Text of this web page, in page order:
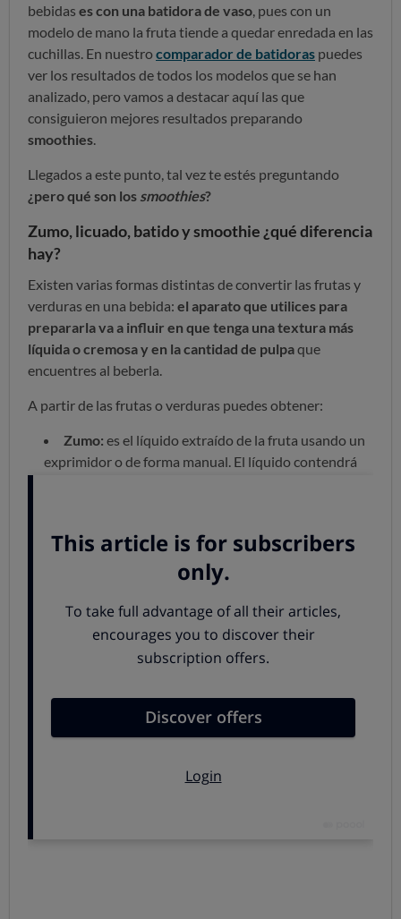
bebidas es con una batidora de vaso , pues con un
modelo de mano la fruta tiende a quedar enredada en las
cuchillas. En nuestro comparador de batidoras puedes
ver los resultados de todos los modelos que se han
analizado, pero vamos a destacar aquí las que
consiguieron mejores resultados preparando
smoothies
Llegados a este punto, tal vez te estés preguntando
¿pero qué son los smoothies?
Zumo, licuado, batido ysmoothie ¿qué diferencia
hay?
Existen varias formas distintas de convertir las frutas y
verduras en una bebida: el aparato que utilices para
prepararla va a influir en que tenga una textura más
líquida o cremosa y en la cantidad de pulpaque
encuentres al beberla.
A partir de las frutas o verduras puedes obtener:
Zumo: es el líquido extraído de la fruta usando un
exprimidor o de forma manual. El líquido contendrá
parte blanca de las naranjas.
es el líquido extraído de frutas y verduras
Batido:se obtiene triturando la pulpa de la fruta o
verdura a la que se le añade leche o yogurt para
obtener una textura más cremosa. Se suelen preparar
mezcla de verduras y frutas muy similar
al batido. También contiene elementos lácteos como
, en inglés, de donde deriva su nombre).